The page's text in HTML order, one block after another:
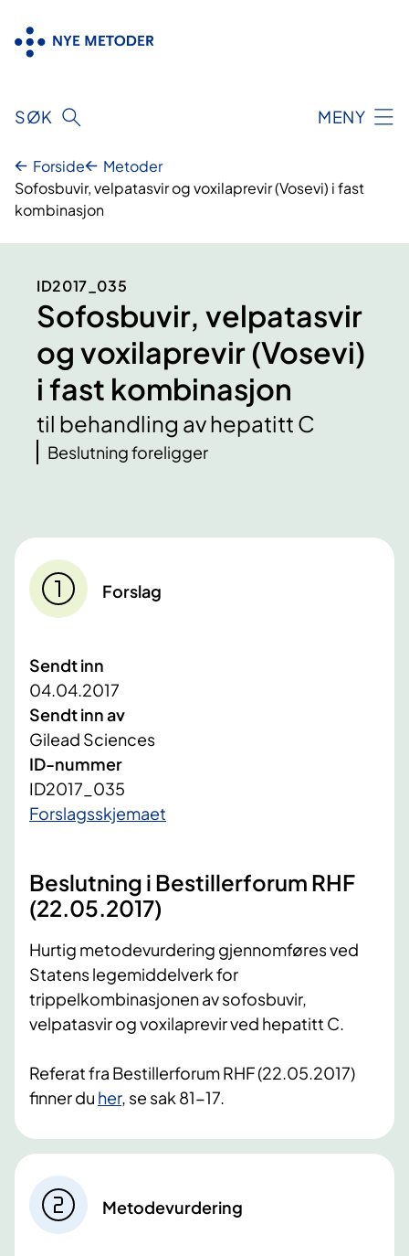
innhold
SØK MENY
Forside
Metoder
Sofosbuvir, velpatasvir og voxilaprevir (Vosevi) i fast
kombinasjon
ID2017_035
Sofosbuvir, velpatasvir
og voxilaprevir (Vosevi)
i fast kombinasjon
til behandling av hepatitt C
Beslutning foreligger
Forslag
Sendt inn
04.04.2017
Sendt inn av
Gilead Sciences
ID-nummer
ID2017_035
Forslagsskjemaet
Beslutning i Bestillerforum RHF
(22.05.2017)
Hurtig metodevurdering gjennomføres ved
Statens legemiddelverk for
trippelkombinasjonen av sofosbuvir,
velpatasvir og voxilaprevir ved hepatitt C.
Referat fra Bestillerforum RHF (22.05.2017)
finner du her, se sak 81-17.
Metodevurdering